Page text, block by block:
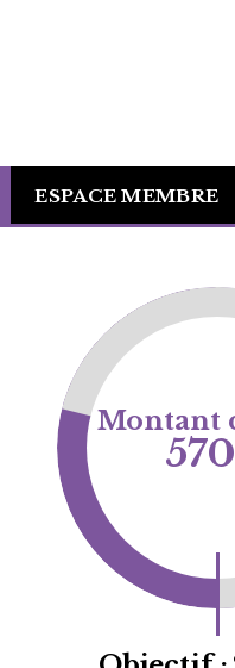
ESPACE MEMBRE
Montant